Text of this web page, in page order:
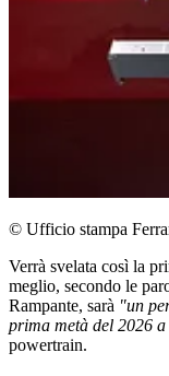
© Ufficio stampa
Verrà svelata così la
meglio, secondo le
Rampante, sarà "un
prima metà del 2026
powertrain.